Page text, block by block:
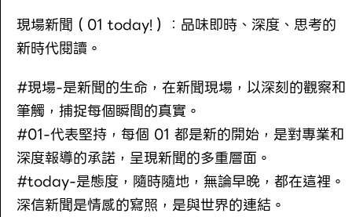
現場新聞（01 today!）：品味即時、深度、思考的
新時代閱讀。
#現場-是新聞的生命，在新聞現場，以深刻的觀察和
筆觸，捕捉每個瞬間的真實。
#01-代表堅持，每個 01 都是新的開始，是對專業和
深度報導的承諾，呈現新聞的多重層面。
#today-是態度，隨時隨地，無論早晚，都在這裡。
深信新聞是情感的寫照，是與世界的連結。